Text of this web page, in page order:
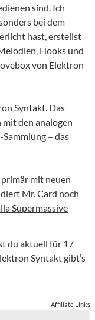
sind. Ich
bei dem
hast, erstellst
Hooks und
von Elektron
Syntakt. Das
den analogen
– das
mit neuen
Mr. Card noch
Supermassive
du aktuell für 17
Syntakt gibt‘s
Affiliate Links